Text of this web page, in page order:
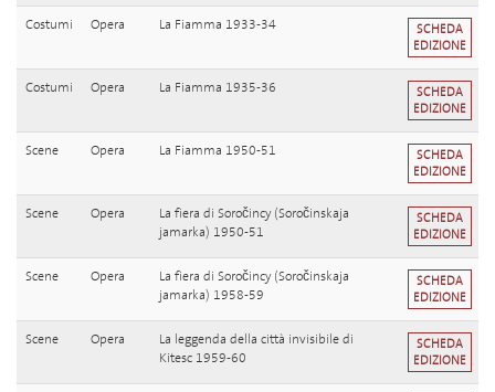
Costumi Opera La Fiamma 1933-34
SCHEDA
EDIZIONE
Costumi Opera La Fiamma 1935-36
SCHEDA
EDIZIONE
Scene Opera La Fiamma 1950-51
SCHEDA
EDIZIONE
Scene Opera
La fiera di Soročincy (Soročinskaja
jamarka) 1950-51
SCHEDA
EDIZIONE
Scene Opera
La fiera di Soročincy (Soročinskaja
jamarka) 1958-59
SCHEDA
EDIZIONE
Scene Opera
La leggenda della città invisibile di
Kitesc 1959-60
SCHEDA
EDIZIONE